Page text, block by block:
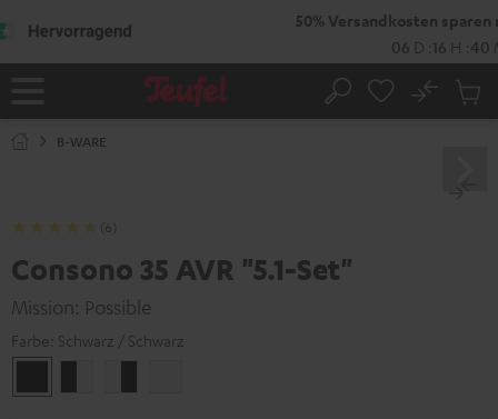
Startseite Suche
No
B-WARE
(6)
Consono 35 AVR "5.1-Set"
Mission: Possible
Farbe: Schwarz / Schwarz
/